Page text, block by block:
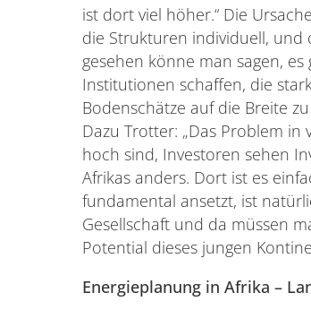
ist dort viel höher.“ Die
die Strukturen individuell, und
gesehen könne man sagen,
Institutionen schaffen, die
Bodenschätze auf die Breite
Dazu Trotter: „Das Problem
hoch sind, Investoren sehen
Afrikas anders. Dort ist es
fundamental ansetzt, ist
Gesellschaft und da müssen
Potential dieses jungen
Energieplanung in Afrika –